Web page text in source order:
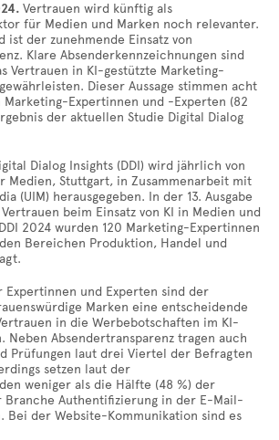
Vertrauen wird künftig als
für Medien und Marken noch relevanter.
ist der zunehmende Einsatz von
Klare Absenderkennzeichnungen sind
Vertrauen in KI-gestützte Marketing-
Dieser Aussage stimmen acht
Marketing-Expertinnen und -Experten (82
der aktuellen Studie Digital Dialog
Dialog Insights (DDI) wird jährlich von
Medien, Stuttgart, in Zusammenarbeit mit
(UIM) herausgegeben. In der 13. Ausgabe
beim Einsatz von KI in Medien und
2024 wurden 120 Marketing-Expertinnen
Bereichen Produktion, Handel und
Expertinnen und Experten sind der
Marken eine entscheidende
in die Werbebotschaften im KI-
Neben Absendertransparenz tragen auch
Prüfungen laut drei Viertel der Befragten
setzen laut der
weniger als die Hälfte (48 %) der
Branche Authentifizierung in der E-Mail-
Bei der Website-Kommunikation sind es